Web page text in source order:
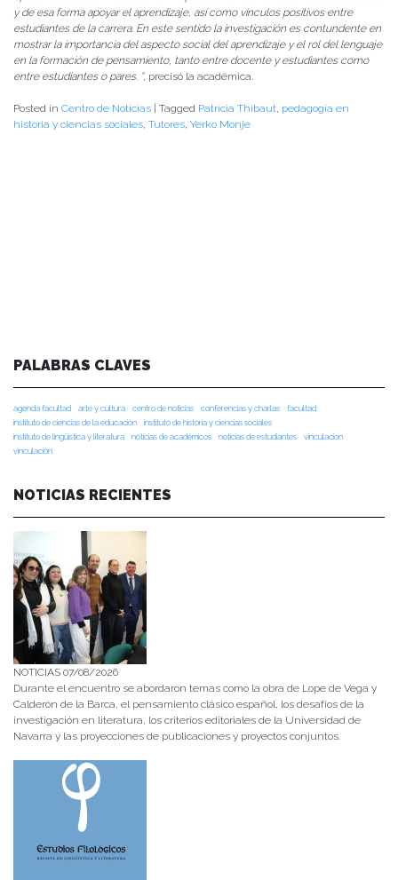
y de esa forma apoyar el aprendizaje, así como vínculos positivos entre
estudiantes de la carrera. En este sentido la investigación es contundente en
mostrar la importancia del aspecto social del aprendizaje y el rol del lenguaje
en la formación de pensamiento, tanto entre docente y estudiantes como
entre estudiantes o pares. “, precisó la académica.
Posted in Centro de Noticias Tagged Patricia Thibaut, pedagogía en
historia y ciencias sociales, Tutores, Yerko Monje
PALABRAS CLAVES
agenda facultad arte y cultura centro de noticias conferencias y charlas
facultad
instituto de ciencias de la educación
instituto de historia y ciencias sociales
instituto de lingüística y literatura
noticias de académicos noticias de estudiantes
vinculacion
vinculación
NOTICIAS RECIENTES
NOTICIAS 07/08/2026
Durante el encuentro se abordaron temas como la obra de Lope de Vega y
Calderón de la Barca, el pensamiento clásico español, los desafíos de la
investigación en literatura, los criterios editoriales de la Universidad de
Navarra y las proyecciones de publicaciones y proyectos conjuntos.